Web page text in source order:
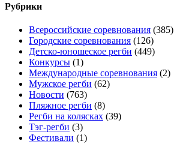
Рубрики
Всероссийские соревнования (385)
Городские соревнования (126)
Детско-юношеское регби (449)
Конкурсы (1)
Международные соревнования (2)
Мужское регби (62)
Новости (763)
Пляжное регби (8)
Регби на колясках (39)
Тэг-регби (3)
Фестивали (1)